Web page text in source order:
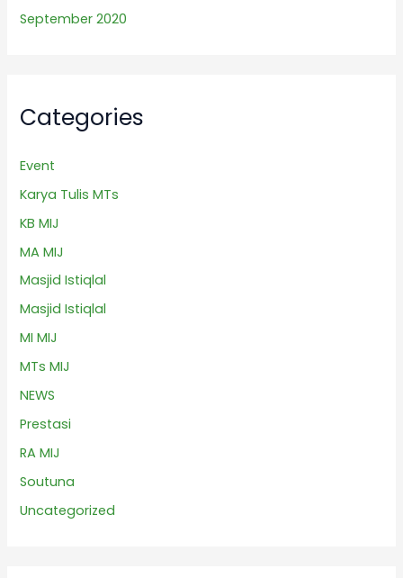
September 2020
Categories
Event
Karya Tulis MTs
KB MIJ
MA MIJ
Masjid Istiqlal
Masjid Istiqlal
MI MIJ
MTs MIJ
NEWS
Prestasi
RA MIJ
Soutuna
Uncategorized